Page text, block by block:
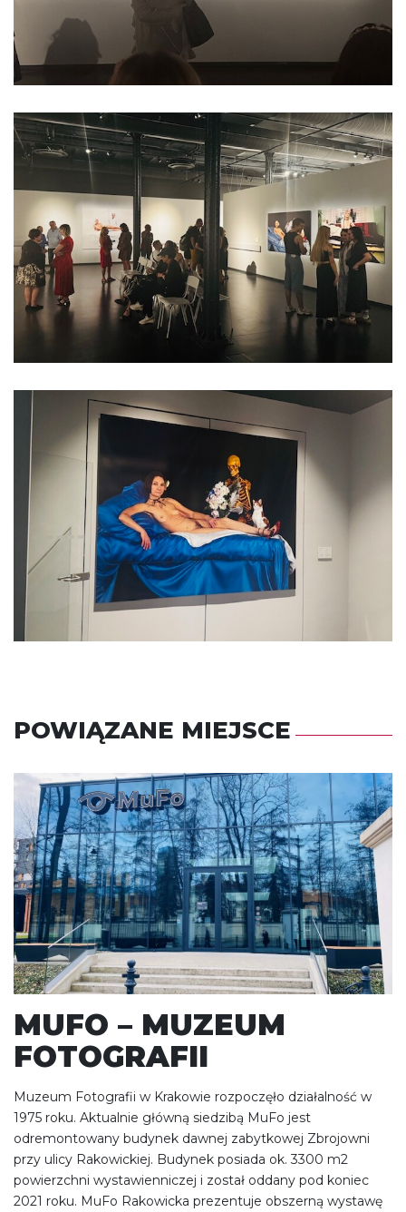
POWIĄZANE MIEJSCE
MUFO – MUZEUM
FOTOGRAFII
Muzeum Fotografii w Krakowie rozpoczęło działalność w
1975 roku. Aktualnie główną siedzibą MuFo jest
odremontowany budynek dawnej zabytkowej Zbrojowni
przy ulicy Rakowickiej. Budynek posiada ok. 3300 m2
powierzchni wystawienniczej i został oddany pod koniec
2021 roku. MuFo Rakowicka prezentuje obszerną wystawę